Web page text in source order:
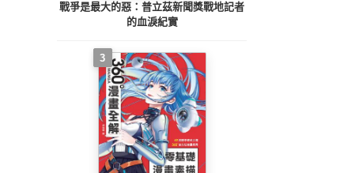
戰爭是最大的惡：普立茲新聞獎戰地記者
的血淚紀實
3